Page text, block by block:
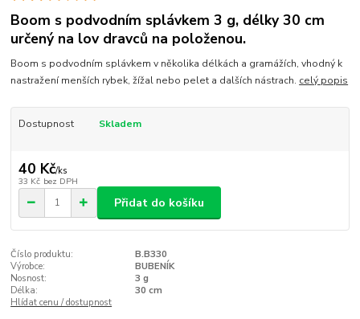
Boom s podvodním splávkem 3 g, délky 30 cm
určený na lov dravců na položenou.
Boom s podvodním splávkem v několika délkách a gramážích, vhodný k
nastražení menších rybek, žížal nebo pelet a dalších nástrach. celý popis
Dostupnost Skladem
40 Kč/ks
33 Kč bez DPH
Přidat do košíku
Číslo produktu:
B.B330
Výrobce:
BUBENÍK
Nosnost:
3 g
Délka:
30 cm
Hlídat cenu / dostupnost